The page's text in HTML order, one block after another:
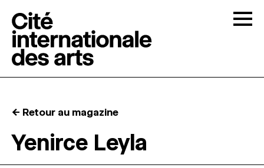
RÉSIDENCES ↓
← Retour au magazine
Yenirce Leyla